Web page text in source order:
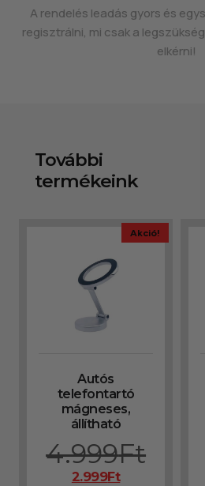
A rendelés leadás gyors és
regisztrálni, mi csak a
elkérni!
További
termékeink
Akció!
Autós
telefontartó
mágneses,
állítható
4.999Ft
2.999Ft